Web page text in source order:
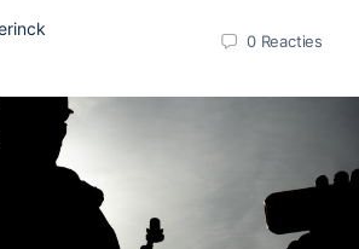
0 Reacties